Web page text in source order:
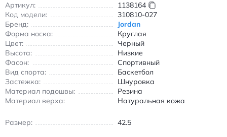
Амортизирующая подошва для снижения нагрузки на
стопу
Нескользящее покрытие для безопасности при
Круглый носок и низкий крой обеспечивают свободу
движений
Эти кроссовки идеально подходят для баскетбола и
повседневной носки, сохраняя стиль и функциональность.
Подходят для весеннего и летнего сезона благодаря
Джордан Эйр Джордан 13 мужские кроссовки с
Артикул:
1138164
Код модели:
310810-027
Бренд:
Jordan
Форма носка:
Круглая
Цвет:
Черный
Высота:
Низкие
Фасон:
Спортивный
Вид спорта:
Баскетбол
Застежка:
Шнуровка
Материал подошвы:
Резина
Материал верха:
Натуральная кожа
Размер: 42.5